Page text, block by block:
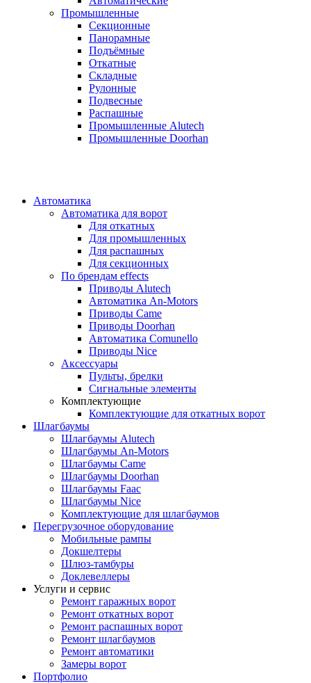
Промышленные
Секционные
Панорамные
Подъёмные
Откатные
Складные
Рулонные
Подвесные
Распашные
Промышленные Alutech
Промышленные Doorhan
Автоматика
Автоматика для ворот
Для откатных
Для промышленных
Для распашных
Для секционных
По брендам effects
Приводы Alutech
Автоматика An-Motors
Приводы Came
Приводы Doorhan
Автоматика Comunello
Приводы Nice
Аксессуары
Пульты, брелки
Сигнальные элементы
Комплектующие
Комплектующие для откатных ворот
Шлагбаумы
Шлагбаумы Alutech
Шлагбаумы An-Motors
Шлагбаумы Came
Шлагбаумы Doorhan
Шлагбаумы Faac
Шлагбаумы Nice
Комплектующие для шлагбаумов
Перегрузочное оборудование
Мобильные рампы
Докшелтеры
Шлюз-тамбуры
Доклевеллеры
Услуги и сервис
Ремонт гаражных ворот
Ремонт откатных ворот
Ремонт распашных ворот
Ремонт шлагбаумов
Ремонт автоматики
Замеры ворот
Портфолио